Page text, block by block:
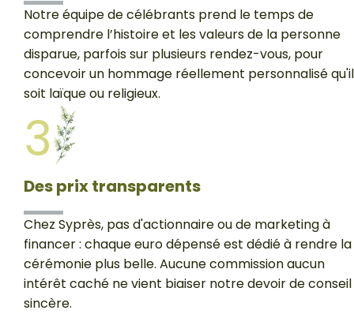
Notre équipe de célébrants prend le temps de
comprendre l’histoire et les valeurs de la personne
disparue, parfois sur plusieurs rendez-vous, pour
concevoir un hommage réellement personnalisé qu'il
soit laïque ou religieux.
3
Des prix transparents
Chez Syprès, pas d'actionnaire ou de marketing à
financer : chaque euro dépensé est dédié à rendre la
cérémonie plus belle. Aucune commission aucun
intérêt caché ne vient biaiser notre devoir de conseil
sincère.